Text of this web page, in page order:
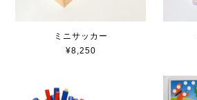
ミニサッカー
¥8,250